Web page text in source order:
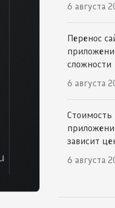
6 августа
Перенос
сложности
6 августа
Стоимость
зависит
6 августа